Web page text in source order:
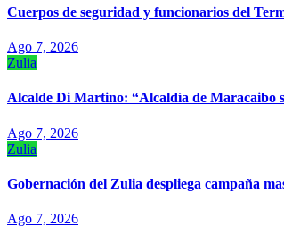
Cuerpos de seguridad y funcionarios del
Ago 7, 2026
Zulia
Alcalde Di Martino: “Alcaldía de Maracaibo
Ago 7, 2026
Zulia
Gobernación del Zulia despliega campaña
Ago 7, 2026